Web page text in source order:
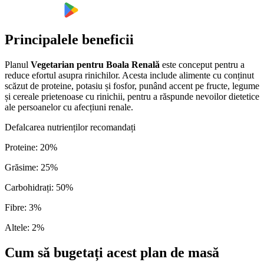
Principalele beneficii
Planul Vegetarian pentru Boala Renală este conceput pentru a
reduce efortul asupra rinichilor. Acesta include alimente cu conținut
scăzut de proteine, potasiu și fosfor, punând accent pe fructe, legume
și cereale prietenoase cu rinichii, pentru a răspunde nevoilor dietetice
ale persoanelor cu afecțiuni renale.
Defalcarea nutrienților recomandați
Proteine: 20%
Grăsime: 25%
Carbohidrați: 50%
Fibre: 3%
Altele: 2%
Cum să bugetați acest plan de masă